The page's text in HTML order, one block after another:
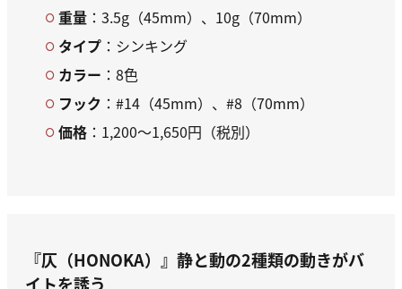
重量 ：3.5g（45mm）、10g（70mm）
タイプ ：シンキング
カラー ：8色
フック ：#14（45mm）、#8（70mm）
価格 ：1,200～1,650円（税別）
『仄（HONOKA）』 静と動の2種類の動きがバ
イトを誘う